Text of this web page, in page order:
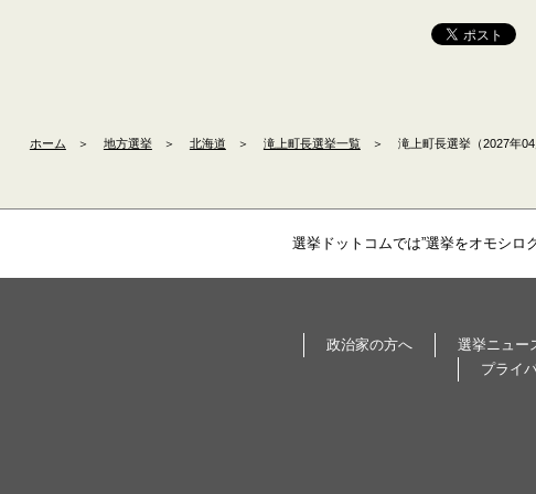
ホーム ＞ 地方選挙 ＞ 北海道 ＞ 滝上町長選挙一覧 ＞ 滝上町長選挙（2027年04
選挙ドットコムでは”選挙をオモシロ
政治家の方へ 選挙ニュー
プライ